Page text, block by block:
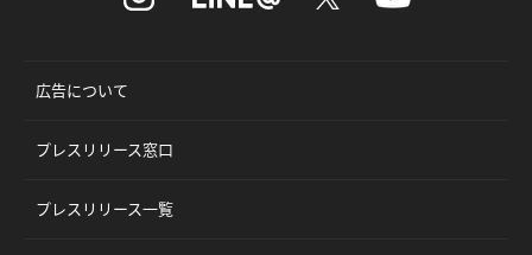
広告について
プレスリリース窓口
プレスリリース一覧